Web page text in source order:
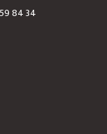
84 34